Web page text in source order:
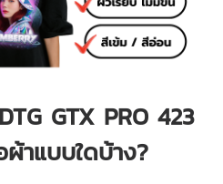
GTX PRO 423
ผ้าแบบใดบ้าง?